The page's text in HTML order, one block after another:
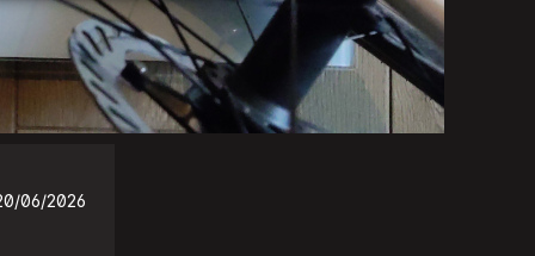
06/2026